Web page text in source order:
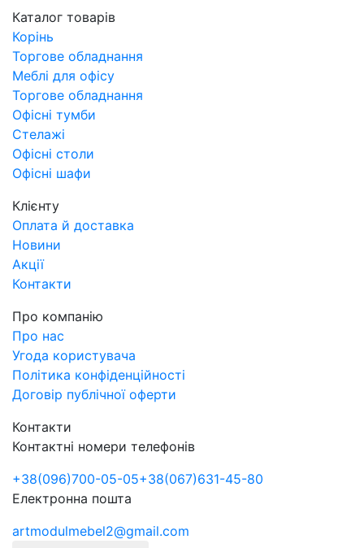
Каталог товарів
Корінь
Торгове обладнання
Меблі для офісу
Торгове обладнання
Офісні тумби
Стелажі
Офісні столи
Офісні шафи
Клієнту
Оплата й доставка
Новини
Акції
Контакти
Про компанію
Про нас
Угода користувача
Політика конфіденційності
Договір публічної оферти
Контакти
Контактні номери телефонів
+38(096)700-05-05+38(067)631-45-80
Електронна пошта
artmodulmebel2@gmail.com